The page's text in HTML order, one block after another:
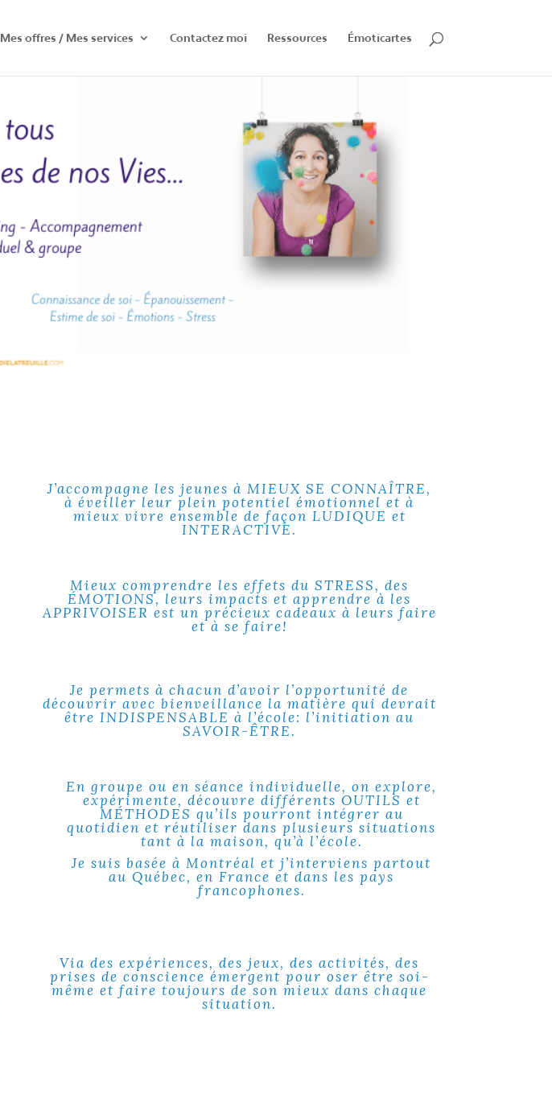
Mes offres / Mes services Contactez moi Ressources Émoticartes
J’accompagne les jeunes à MIEUX SE CONNAÎTRE,
à éveiller leur plein potentiel émotionnel et à
mieux vivre ensemble de façon LUDIQUE et
INTERACTIVE.
Mieux comprendre les effets du STRESS, des
ÉMOTIONS, leurs impacts et apprendre à les
APPRIVOISER est un précieux cadeaux à leurs faire
et à se faire!
Je permets à chacun d’avoir l’opportunité de
découvrir avec bienveillance la matière qui devrait
être INDISPENSABLE à l’école: l’initiation au
SAVOIR-ÊTRE.
En groupe ou en séanceindividuelle, on explore,
expérimente, découvre différents OUTILS et
MÉTHODES qu’ils pourront intégrer au
quotidien et réutiliser dans plusieurs situations
tant à la maison, qu’à l’école.
Je suis basée à Montréal et j’interviens partout
au Québec, en France et dans les pays
francophones.
Via des expériences, des jeux, des activités, des
prises de conscience émergent pour oser être soi-
même et faire toujours de son mieux dans chaque
situation.